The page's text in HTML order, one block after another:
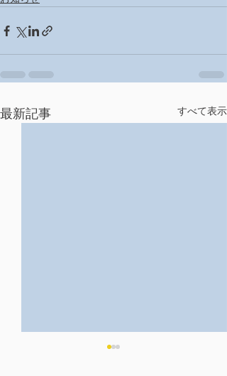
最新記事 すべて表示